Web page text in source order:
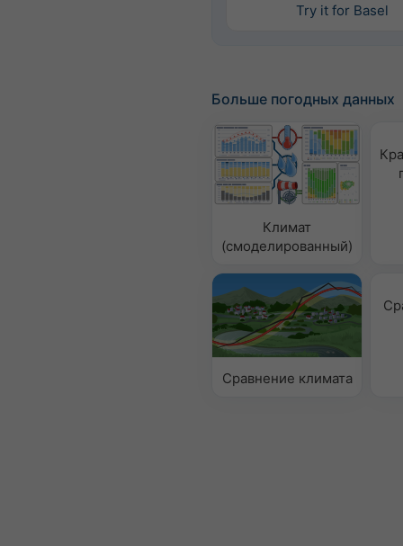
Try it for Basel
Больше погодных данных
Климат
(смоделированный)
Сравнение климата